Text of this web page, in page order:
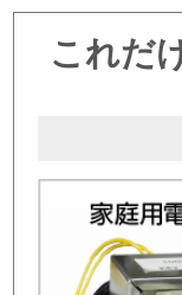
これだ